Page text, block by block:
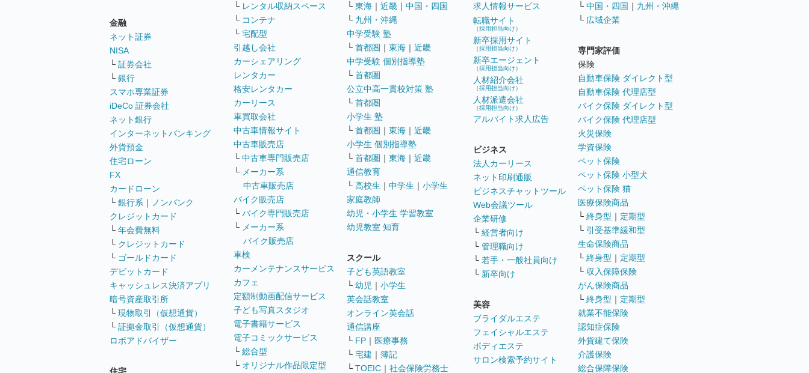
金融
ネット証券
NISA
└ 証券会社
└ 銀行
スマホ専業証券
iDeCo 証券会社
ネット銀行
インターネットバンキング
外貨預金
住宅ローン
FX
カードローン
└ 銀行系 ｜
ノンバンク
クレジットカード
└ 年会費無料
└ クレジットカード
└ ゴールドカード
デビットカード
キャッシュレス決済アプリ
暗号資産取引所
└ 現物取引（仮想通貨）
└ 証拠金取引（仮想通貨）
ロボアドバイザー
住宅
└ レンタル収納スペース
└ コンテナ
└ 宅配型
引越し会社
カーシェアリング
レンタカー
格安レンタカー
カーリース
車買取会社
中古車情報サイト
中古車販売店
└ 中古車専門販売店
└ メーカー系
中古車販売店
バイク販売店
└ バイク専門販売店
└ メーカー系
バイク販売店
車検
カーメンテナンスサービス
カフェ
定額制動画配信サービス
子ども写真スタジオ
電子書籍サービス
電子コミックサービス
└ 総合型
└ オリジナル作品限定型
└ 東海 ｜ 近畿 ｜ 中国・四国
└ 九州・沖縄
中学受験 塾
└ 首都圏 ｜ 東海 ｜ 近畿
中学受験 個別指導塾
└ 首都圏
公立中高一貫校対策 塾
└ 首都圏
小学生 塾
└ 首都圏 ｜ 東海 ｜ 近畿
小学生 個別指導塾
└ 首都圏 ｜ 東海 ｜ 近畿
通信教育
└ 高校生 ｜ 中学生 ｜ 小学生
家庭教師
幼児・小学生 学習教室
幼児教室 知育
スクール
子ども英語教室
└ 幼児 ｜ 小学生
英会話教室
オンライン英会話
通信講座
└ FP ｜ 医療事務
└ 宅建 ｜ 簿記
└ TOEIC ｜ 社会保険労務士
求人情報サービス
転職サイト
（採用担当向け）
新卒採用サイト
（採用担当向け）
新卒エージェント
（採用担当向け）
人材紹介会社
（採用担当向け）
人材派遣会社
（採用担当向け）
アルバイト求人広告
ビジネス
法人カーリース
ネット印刷通販
ビジネスチャットツール
Web会議ツール
企業研修
└ 経営者向け
└ 管理職向け
└ 若手・一般社員向け
└ 新卒向け
美容
ブライダルエステ
フェイシャルエステ
ボディエステ
サロン検索予約サイト
└ 中国・四国 ｜ 九州・沖縄
└ 広域企業
専門家評価
保険
自動車保険 ダイレクト型
自動車保険 代理店型
バイク保険 ダイレクト型
バイク保険 代理店型
火災保険
学資保険
ペット保険
ペット保険 小型犬
ペット保険 猫
医療保険商品
└ 終身型 ｜ 定期型
└ 引受基準緩和型
生命保険商品
└ 終身型 ｜ 定期型
└ 収入保障保険
がん保険商品
└ 終身型 ｜ 定期型
就業不能保険
認知症保険
外貨建て保険
介護保険
総合保障保険